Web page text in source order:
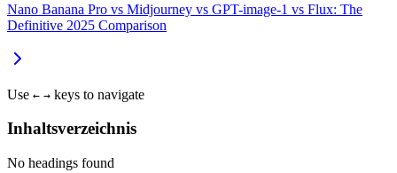
Nano Banana Pro vs Midjourney vs GPT-image-1 vs Flux: The
Definitive 2025 Comparison
Use ← → keys to navigate
Inhaltsverzeichnis
No headings found